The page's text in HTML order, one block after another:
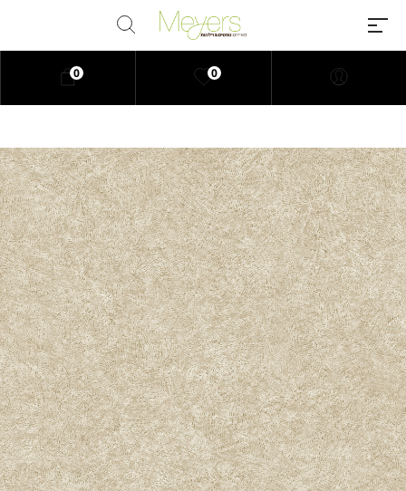
Millions of people around the
world visit Envato to buy and sell
creative assets, use smart design
templates, learn creative skills or
even hire freelancers. With an
industry-leading marketplace
paired with an unlimited
subscription service, Envato
helps creatives like you get
projects done faster.
About Envato
0
0